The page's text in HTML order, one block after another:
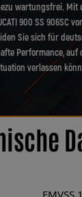
wartungsfrei. Mit
900 SS 906SC
Sie sich für
Performance, auf
verlassen
FMVSS